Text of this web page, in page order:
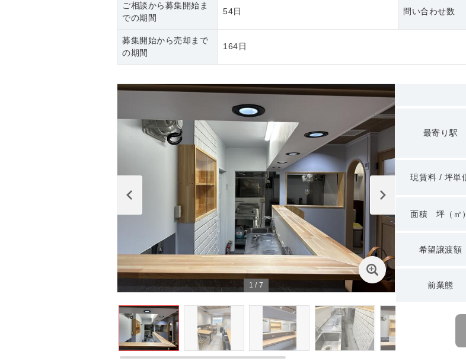
ご相談から募集開始ま
での期間
54日 問い合わせ数
募集開始から売却まで
の期間
164日
1 / 7
最寄り駅
現賃料 / 坪単
面積 坪（㎡）
希望譲渡額
前業態